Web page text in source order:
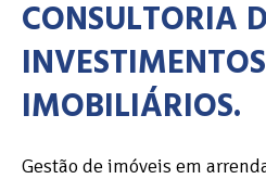
CONSULTORIA
INVESTIMENTOS
IMOBILIÁRIOS.
Gestão de imóveis em